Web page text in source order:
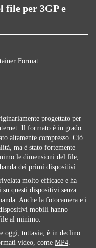
file per 3GP e
Format
progettato per
Il formato è in grado
altamente compresso. Ciò
ma è stato fortemente
le dimensioni del file,
dei primi dispositivi.
molto efficace e ha
questi dispositivi senza
Anche la fotocamera e i
mobili hanno
al minimo.
oggi; tuttavia, è in declino
video, come MP4.